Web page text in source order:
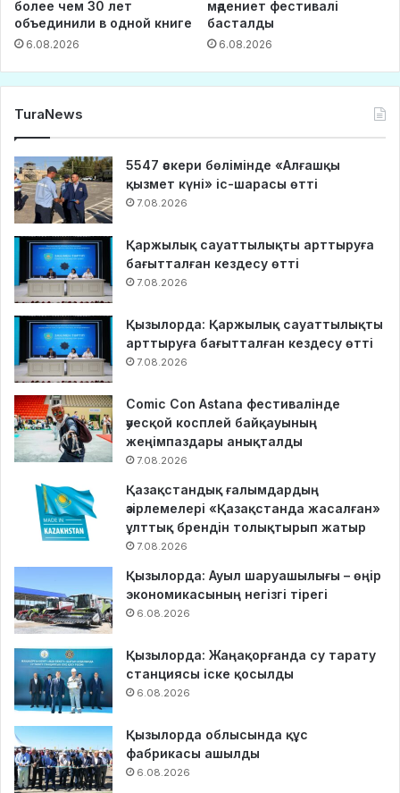
более чем 30 лет
объединили в одной книге
6.08.2026
мәдениет фестивалі
басталды
6.08.2026
TuraNews
5547 әскери бөлімінде «Алғашқы
қызмет күні» іс-шарасы өтті
7.08.2026
Қаржылық сауаттылықты арттыруға
бағытталған кездесу өтті
7.08.2026
Қызылорда: Қаржылық сауаттылықты
арттыруға бағытталған кездесу өтті
7.08.2026
Comic Con Astana фестивалінде
әуесқой косплей байқауының
жеңімпаздары анықталды
7.08.2026
Қазақстандық ғалымдардың
әзірлемелері «Қазақстанда жасалған»
ұлттық брендін толықтырып жатыр
7.08.2026
Қызылорда: Ауыл шаруашылығы – өңір
экономикасының негізгі тірегі
6.08.2026
Қызылорда: Жаңақорғанда су тарату
станциясы іске қосылды
6.08.2026
Қызылорда облысында құс
фабрикасы ашылды
6.08.2026